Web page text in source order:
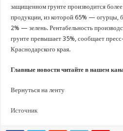
защищенном грунте производится
продукции, из которой 65% — огурцы,
2% — зелень. Рентабельность
грунте превышает 35%, сообщает
Краснодарского края.
Главные новости читайте в нашем
Вернуться на ленту
Источник